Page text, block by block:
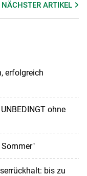
NÄCHSTERARTIKEL
erfolgreich
ohne
bis zu